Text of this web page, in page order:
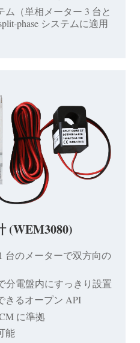
（単相メーター 3 台と
phase システムに適用
(WEM3080)
台のメーターで双方向の
分電盤内にすっきり設置
きるオープン API
に準拠
能